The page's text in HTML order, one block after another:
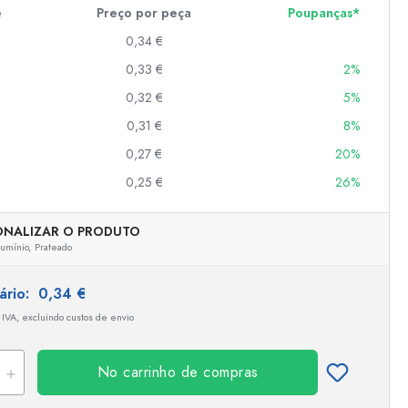
Preço por peça
Poupanças*
0,34 €
0,33 €
2%
0,32 €
5%
0,31 €
8%
0,27 €
20%
0,25 € 26%
O PRODUTO
Prateado
0,34 €
excluindo custos de envio
No carrinho de compras